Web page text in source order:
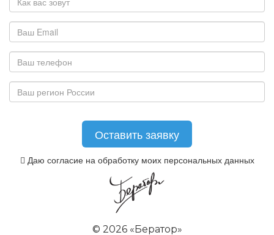
Даю согласие на обработку моих персональных данных
© 2026 «Бератор»